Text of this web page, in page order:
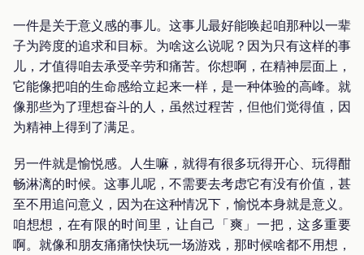
一件是关于意义感的事儿。这事儿最好能唤起咱那种以一辈
子为跨度的追求和目标。为啥这么说呢？因为只有这样的事
儿，才值得咱去承受辛劳和痛苦。你想啊，在精神层面上，
它能像把咱的生命感给立起来一样，是一种体验的高峰。就
像那些为了理想奋斗的人，虽然过程苦，但他们觉得值，因
为精神上得到了满足。
另一件就是愉悦感。人生嘛，就得有很多玩得开心、玩得酣
畅淋漓的时候。这事儿呢，不需要去考虑它有没有价值，甚
至不用追问意义，因为在这种情况下，愉悦本身就是意义。
咱想想，在有限的时间里，让自己「爽」一把，这多重要
啊。就像和朋友痛痛快快玩一场游戏，那时候啥都不用想，